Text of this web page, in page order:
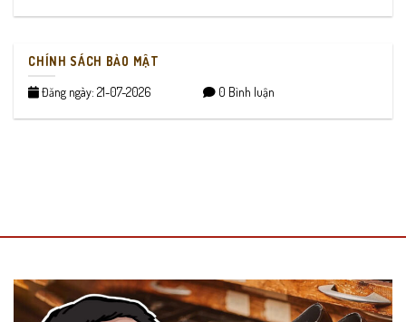
CHÍNH SÁCH BẢO MẬT
Đăng ngày: 21-07-2026 0 Bình luận